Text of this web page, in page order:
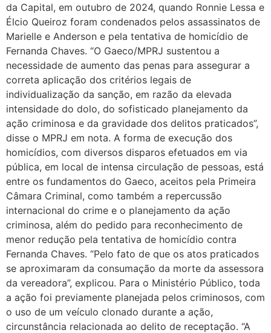
da Capital, em outubro de 2024, quando Ronnie Lessa e
Élcio Queiroz foram condenados pelos assassinatos de
Marielle e Anderson e pela tentativa de homicídio de
Fernanda Chaves. “O Gaeco/MPRJ sustentou a
necessidade de aumento das penas para assegurar a
correta aplicação dos critérios legais de
individualização da sanção, em razão da elevada
intensidade do dolo, do sofisticado planejamento da
ação criminosa e da gravidade dos delitos praticados”,
disse o MPRJ em nota. A forma de execução dos
homicídios, com diversos disparos efetuados em via
pública, em local de intensa circulação de pessoas, está
entre os fundamentos do Gaeco, aceitos pela Primeira
Câmara Criminal, como também a repercussão
internacional do crime e o planejamento da ação
criminosa, além do pedido para reconhecimento de
menor redução pela tentativa de homicídio contra
Fernanda Chaves. “Pelo fato de que os atos praticados
se aproximaram da consumação da morte da assessora
da vereadora”, explicou. Para o Ministério Público, toda
a ação foi previamente planejada pelos criminosos, com
o uso de um veículo clonado durante a ação,
circunstância relacionada ao delito de receptação. “A